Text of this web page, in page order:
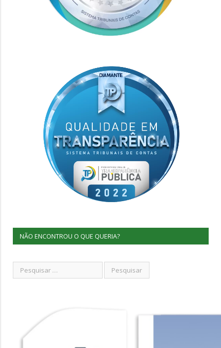
NÃO ENCONTROU O QUE QUERIA?